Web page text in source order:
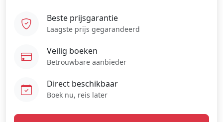
Beste prijsgarantie
Laagste prijs gegarandeerd
Veilig boeken
Betrouwbare aanbieder
Direct beschikbaar
Boek nu, reis later